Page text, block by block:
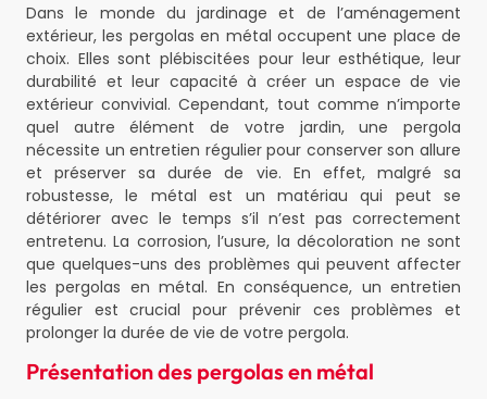
Dans le monde du jardinage et de l’aménagement
extérieur, les pergolas en métal occupent une place de
choix. Elles sont plébiscitées pour leur esthétique, leur
durabilité et leur capacité à créer un espace de vie
extérieur convivial. Cependant, tout comme n’importe
quel autre élément de votre jardin, une pergola
nécessite un entretien régulier pour conserver son allure
et préserver sa durée de vie. En effet, malgré sa
robustesse, le métal est un matériau qui peut se
détériorer avec le temps s’il n’est pas correctement
entretenu. La corrosion, l’usure, la décoloration ne sont
que quelques-uns des problèmes qui peuvent affecter
les pergolas en métal. En conséquence, un entretien
régulier est crucial pour prévenir ces problèmes et
prolonger la durée de vie de votre pergola.
Présentation des pergolas en métal